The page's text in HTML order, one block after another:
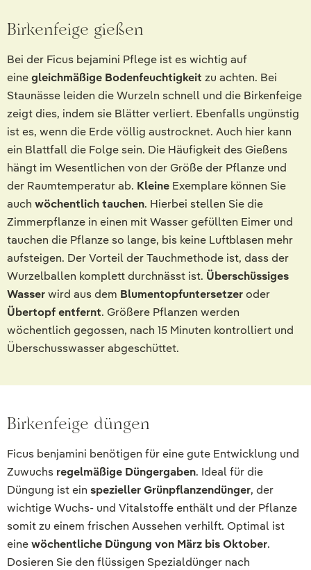
Birkenfeige gießen
Bei der Ficus bejamini Pflege ist es wichtig auf
einegleichmäßige Bodenfeuchtigkeit zu achten. Bei
Staunässe leiden die Wurzeln schnell und die Birkenfeige
zeigt dies, indem sie Blätter verliert. Ebenfalls ungünstig
ist es, wenn die Erde völlig austrocknet. Auch hier kann
ein Blattfall die Folge sein. Die Häufigkeit des Gießens
hängt im Wesentlichen von der Größe der Pflanze und
der Raumtemperatur ab. Kleine Exemplare können Sie
auch wöchentlich tauchen. Hierbei stellen Sie die
Zimmerpflanze in einen mit Wasser gefüllten Eimer und
tauchen die Pflanze so lange, bis keine Luftblasen mehr
aufsteigen. Der Vorteil der Tauchmethode ist, dass der
Wurzelballen komplett durchnässt ist. Überschüssiges
Wasserwird aus dem Blumentopfuntersetzeroder
Übertopf entfernt. Größere Pflanzen werden
wöchentlich gegossen, nach 15 Minuten kontrolliert und
Überschusswasser abgeschüttet.
Birkenfeige düngen
Ficus benjamini benötigen für eine gute Entwicklung und
Zuwuchs regelmäßige Düngergaben. Ideal für die
Düngung ist ein spezieller Grünpflanzendünger, der
wichtige Wuchs- und Vitalstoffe enthält und der Pflanze
somit zu einem frischen Aussehen verhilft. Optimal ist
einewöchentliche Düngung von März bis Oktober.
Dosieren Sie den flüssigen Spezialdünger nach